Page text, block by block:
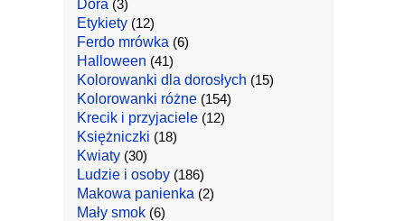
Dora (3)
Etykiety(12)
Ferdo mrówka (6)
Halloween (41)
Kolorowanki dla dorosłych (15)
Kolorowanki różne(154)
Krecik i przyjaciele(12)
Księżniczki (18)
Kwiaty(30)
Ludzie i osoby(186)
Makowa panienka (2)
Mały smok(6)